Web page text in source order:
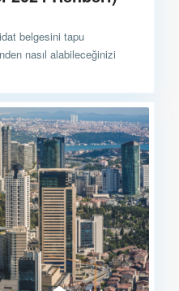
belgesini tapu
nasıl alabileceğinizi